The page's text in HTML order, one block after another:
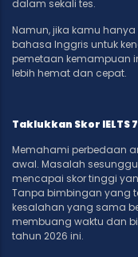
dalam sekali tes.
Namun, jika kamu
bahasa Inggris untuk
pemetaan kemampuan
lebih hemat dan cepat.
Taklukkan Skor IELTS
Memahami perbedaan
awal. Masalah
mencapai skor tinggi
Tanpa bimbingan yang
kesalahan yang sama
membuang waktu dan
tahun 2026 ini.